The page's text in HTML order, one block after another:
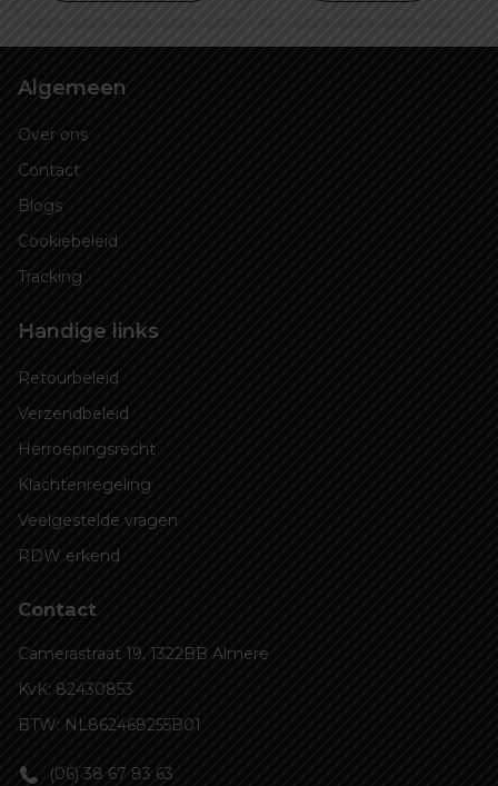
Algemeen
Over ons
Contact
Blogs
Cookiebeleid
Tracking
Handige links
Retourbeleid
Verzendbeleid
Herroepingsrecht
Klachtenregeling
Veelgestelde vragen
RDW erkend
Contact
Camerastraat 19, 1322BB Almere
KvK: 82430853
BTW: NL862468255B01
(06) 38 67 83 63